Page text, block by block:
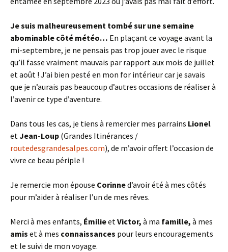
Je suis malheureusement tombé sur une semaine
abominable côté météo… En plaçant ce voyage avant la
mi-septembre, je ne pensais pas trop jouer avec le risque
qu’il fasse vraiment mauvais par rapport aux mois de juillet
et août ! J’ai bien pesté en mon for intérieur car je savais
que je n’aurais pas beaucoup d’autres occasions de réaliser à
l’avenir ce type d’aventure.
Dans tous les cas, je tiens à remercier mes parrains Lionel
etJean-Loup (Grandes Itinérances /
routedesgrandesalpes.com), de m’avoir offert l’occasion de
vivre ce beau périple !
Je remercie mon épouse Corinned’avoir été à mes côtés
pour m’aider à réaliser l’un de mes rêves.
Merci à mes enfants, ÉmilieetVictor, à ma famille, à mes
amis et à mes connaissances pour leurs encouragements
et le suivi de mon voyage.